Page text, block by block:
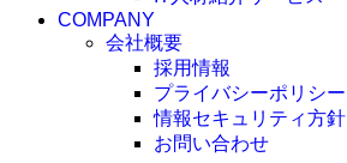
COMPANY
会社概要
採用情報
プライバシーポリシー
情報セキュリティ方針
お問い合わせ